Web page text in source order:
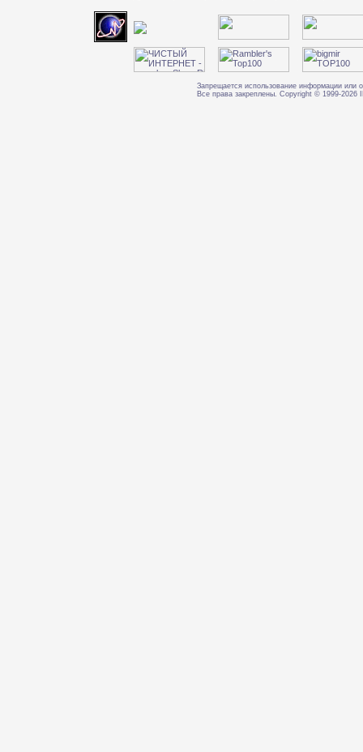
Запрещается использование информации или
Все права закреплены. Copyright © 1999-